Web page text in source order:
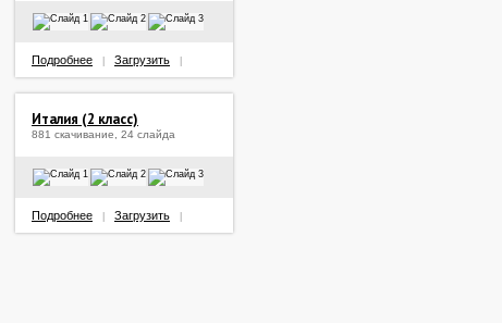
Подробнее Загрузить
Италия (2 класс)
881 скачивание, 24 слайда
Подробнее Загрузить